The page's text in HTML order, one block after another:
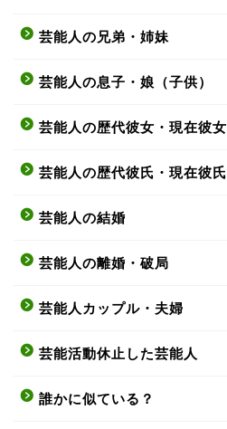
芸能人の兄弟・姉妹
芸能人の息子・娘（子供）
芸能人の歴代彼女・現在彼女
芸能人の歴代彼氏・現在彼氏
芸能人の結婚
芸能人の離婚・破局
芸能人カップル・夫婦
芸能活動休止した芸能人
誰かに似ている？